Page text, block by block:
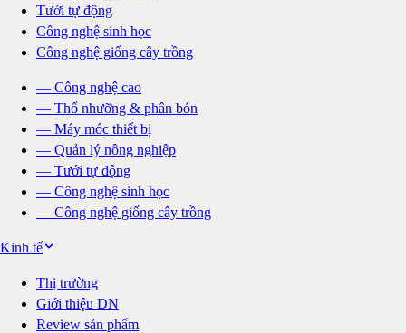
Tưới tự động
Công nghệ sinh học
Công nghệ giống cây trồng
— Công nghệ cao
— Thổ nhưỡng & phân bón
— Máy móc thiết bị
— Quản lý nông nghiệp
— Tưới tự động
— Công nghệ sinh học
— Công nghệ giống cây trồng
Kinh tế
Thị trường
Giới thiệu DN
Review sản phẩm